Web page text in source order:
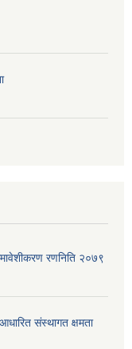
रणनिति २०७९
संस्थागत क्षमता